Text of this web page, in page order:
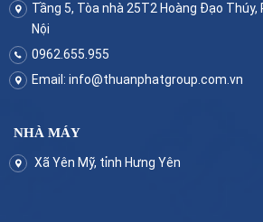
Tầng 5, Tòa nhà 25T2 Hoàng Đạo Thúy,
Nội
0962.655.955
Email: info@thuanphatgroup.com.vn
NHÀ MÁY
Xã Yên Mỹ, tỉnh Hưng Yên